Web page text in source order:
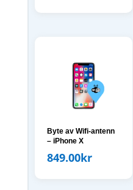
Byte av Wifi-antenn
– iPhone X
849.00kr